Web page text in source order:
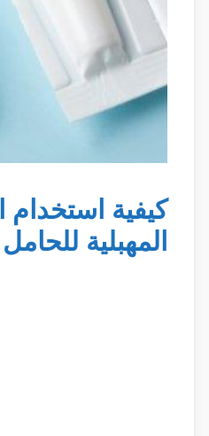
كيفية استخدام
المهبلية للحامل